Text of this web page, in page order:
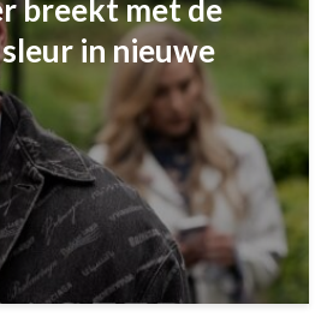
breekt met de
in nieuwe